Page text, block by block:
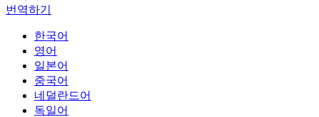
번역하기
한국어
영어
일본어
중국어
네덜란드어
독일어